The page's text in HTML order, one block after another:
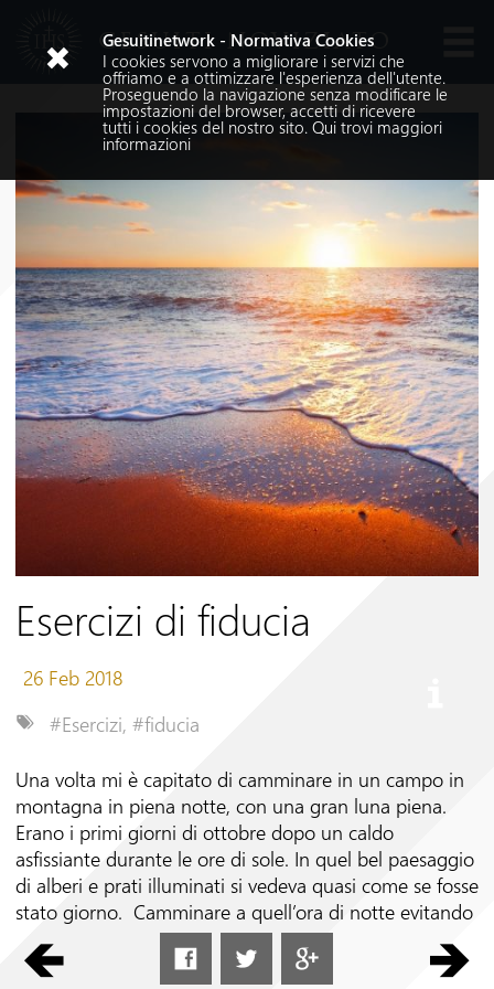
GESUITI NOVIZIATO
Esercizi di fiducia
26 Feb 2018
#Esercizi, #fiducia
Una volta mi è capitato di camminare in un campo in
montagna in piena notte, con una gran luna piena.
Erano i primi giorni di ottobre dopo un caldo
asfissiante durante le ore di sole. In quel bel paesaggio
di alberi e prati illuminati si vedeva quasi come se fosse
stato giorno. Camminare a quell’ora di notte evitando
il caldo di giorno rendeva tutte le cose meno faticose.
Era decisamente una situazione particolare: si stava
Lingue
Cerca nel sito
Cerca
Seguici su
Gesuitinetwork - Normativa Cookies
I cookies servono a migliorare i servizi che
offriamo e a ottimizzare l'esperienza dell'utente.
Proseguendo la navigazione senza modificare le
impostazioni del browser, accetti di ricevere
tutti i cookies del nostro sito. Quitrovi maggiori
informazioni